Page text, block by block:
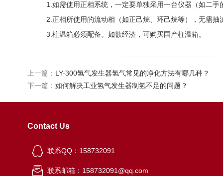
1.如需使用正相系统，一定要单独采用一台仪器（如二手
2.正相所使用的流动相（如正己烷、环己烷等），无需抽
3.柱温箱必须配备。如欲经济，可购买国产柱温箱。
上一篇： LY-300氢气发生器氢气常见的净化方法有哪几种？
下一篇： 如何解决工业氢气发生器制氢不足的问题？
Contact Us
联系QQ：158732091
联系邮箱：158732091@qq.com